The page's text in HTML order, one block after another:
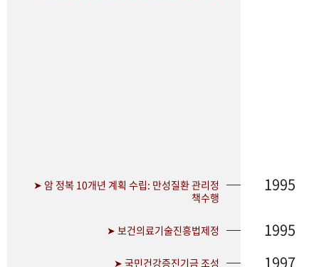
➤ 암 정복 10개년 계획 수립: 만성질환 관리정
책수행
1995
➤ 보건의료기술진흥법제정 1995
➤ 국민건강증진기금 조성 1997